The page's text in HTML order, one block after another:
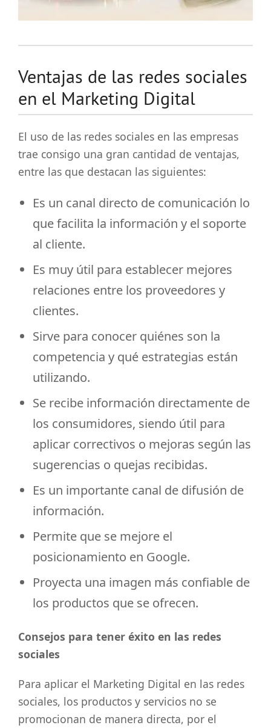
Ventajas de las redes sociales
en el Marketing Digital
El uso de las redes sociales en las empresas
trae consigo una gran cantidad de ventajas,
entre las que destacan las siguientes:
Es un canal directo de comunicación lo
que facilita la información y el soporte
al cliente.
Es muy útil para establecer mejores
relaciones entre los proveedores y
clientes.
Sirve para conocer quiénes son la
competencia y qué estrategias están
utilizando.
Se recibe información directamente de
los consumidores, siendo útil para
aplicar correctivos o mejoras según las
sugerencias o quejas recibidas.
Es un importante canal de difusión de
información.
Permite que se mejore el
posicionamiento en Google.
Proyecta una imagen más confiable de
los productos que se ofrecen.
Consejos para tener éxito en las redes
sociales
Para aplicar el Marketing Digital en las redes
sociales, los productos y servicios no se
promocionan de manera directa, por el